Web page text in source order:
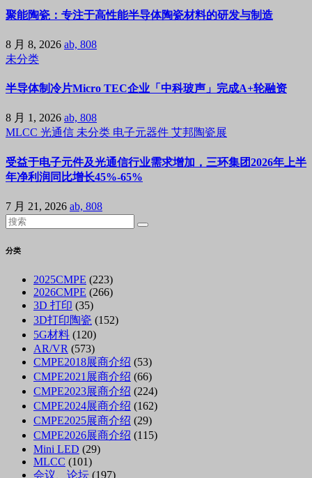
聚能陶瓷：专注于高性能半导体陶瓷材料的研发与制造
8 月 8, 2026 ab, 808
未分类
半导体制冷片Micro TEC企业「中科玻声」完成A+轮融资
8 月 1, 2026 ab, 808
MLCC 光通信 未分类 电子元器件 艾邦陶瓷展
受益于电子元件及光通信行业需求增加，三环集团2026年上半
年净利润同比增长45%-65%
7 月 21, 2026 ab, 808
分类
2025CMPE (223)
2026CMPE (266)
3D 打印 (35)
3D打印陶瓷 (152)
5G材料 (120)
AR/VR (573)
CMPE2018展商介绍 (53)
CMPE2021展商介绍 (66)
CMPE2023展商介绍 (224)
CMPE2024展商介绍 (162)
CMPE2025展商介绍 (29)
CMPE2026展商介绍 (115)
Mini LED (29)
MLCC (101)
会议、论坛 (197)